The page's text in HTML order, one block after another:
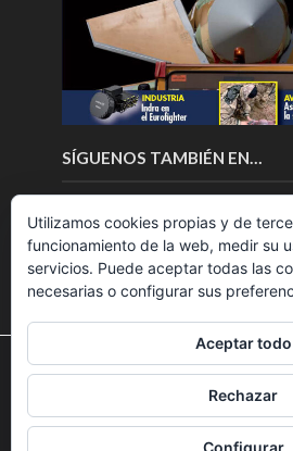
SÍGUENOS TAMBIÉN EN…
Copyright © 2018.Fly News.Noticias
UAS aviación
Utilizamos cookies para ofrecerte la
nuestra web.
Puedes aprender más sobre qué
desactivarlas en losajustes.
Utilizamos cookies propias y de
funcionamiento de la web, medir su
servicios. Puede aceptar todas las
necesarias o configurar sus
Aceptar todo
Rechazar
Configurar